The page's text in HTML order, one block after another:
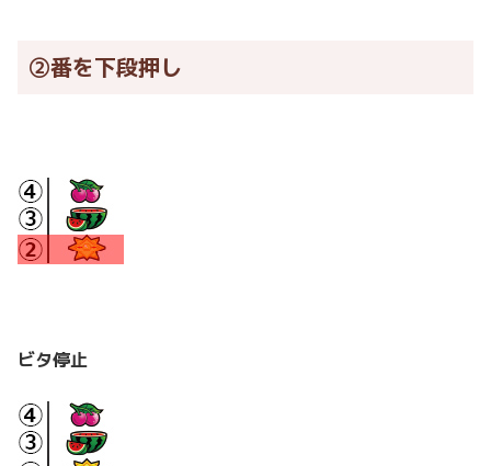
②番を下段押し
ビタ停止